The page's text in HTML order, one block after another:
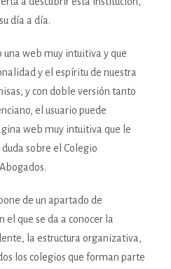
día a día.
una web muy intuitiva y que
y el espíritu de nuestra
y con doble versión tanto
el usuario puede
web muy intuitiva que le
duda sobre el Colegio
de un apartado de
que se da a conocer la
la estructura organizativa,
los colegios que forman parte